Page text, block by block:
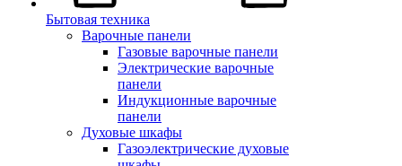
Бытовая техника
Варочные панели
Газовые варочные панели
Электрические варочные
панели
Индукционные варочные
панели
Духовые шкафы
Газоэлектрические духовые